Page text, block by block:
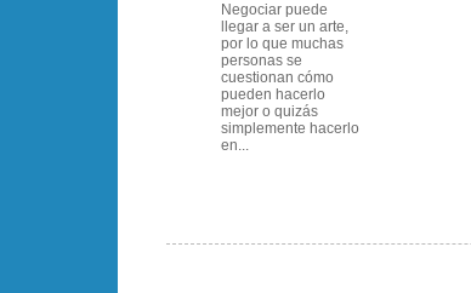
Negociar puede
llegar a ser un arte,
por lo que muchas
personas se
cuestionan cómo
pueden hacerlo
mejor o quizás
simplemente hacerlo
en...